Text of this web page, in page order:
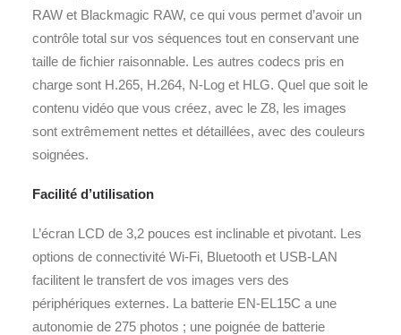
RAW et Blackmagic RAW, ce qui vous permet d’avoir un
contrôle total sur vos séquences tout en conservant une
taille de fichier raisonnable. Les autres codecs pris en
charge sont H.265, H.264, N-Log et HLG. Quel que soit le
contenu vidéo que vous créez, avec le Z8, les images
sont extrêmement nettes et détaillées, avec des couleurs
soignées.
Facilité d’utilisation
L’écran LCD de 3,2 pouces est inclinable et pivotant. Les
options de connectivité Wi-Fi, Bluetooth et USB-LAN
facilitent le transfert de vos images vers des
périphériques externes. La batterie EN-EL15C a une
autonomie de 275 photos ; une poignée de batterie